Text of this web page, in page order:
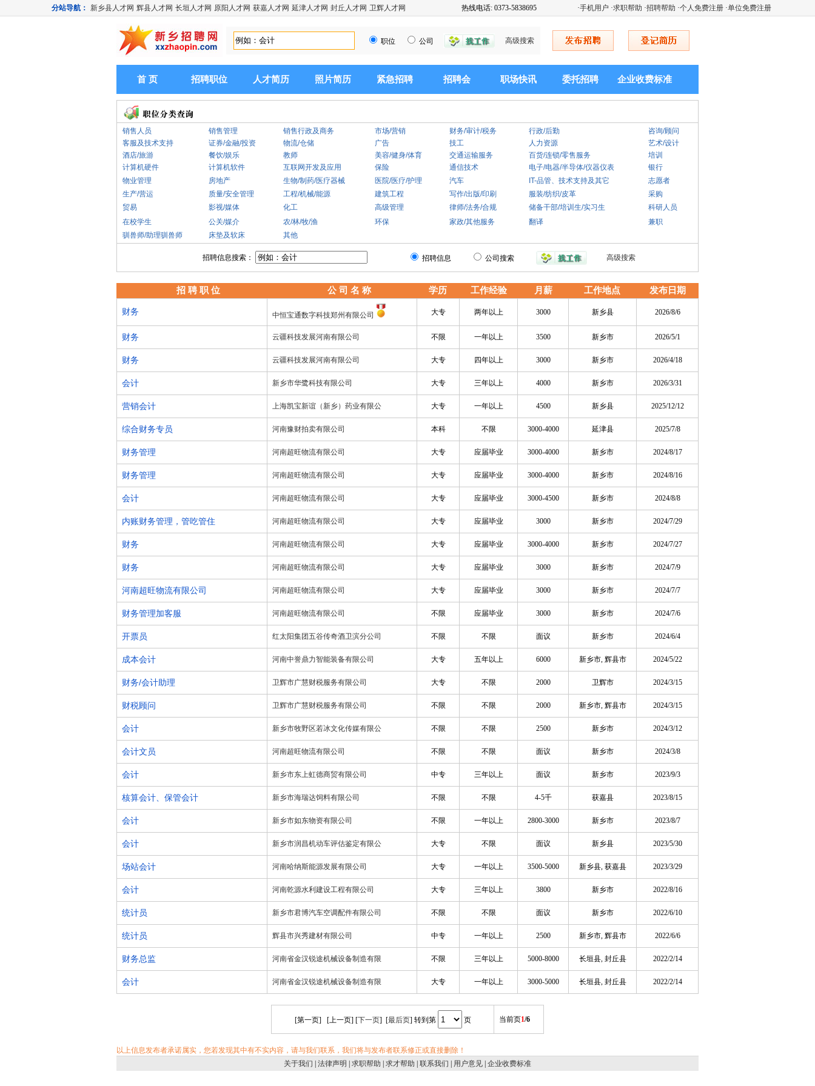
分站导航： 新乡县人才网 辉县人才网 长垣人才网 原阳人才网 获嘉人才网 延津人才网 封丘人才网 卫辉人才网 热线电话: 0373-5838695 ·手机用户 ·求职帮助 ·招聘帮助 ·个人免费注册 ·单位免费注册
职位 公司 高级搜索
首 页 招聘职位 人才简历 照片简历 紧急招聘 招聘会 职场快讯 委托招聘 企业收费标准
销售人员 销售管理 销售行政及商务 市场/营销 财务/审计/税务 行政/后勤
咨询/顾问
客服及技术支持
证券/金融/投资 物流/仓储 广告 技工 人力资源
艺术/设计
酒店/旅游
餐饮/娱乐 教师 美容/健身/体育 交通运输服务 百货/连锁/零售服务
培训
计算机硬件
计算机软件 互联网开发及应用 保险 通信技术 电子/电器/半导体/仪器仪表
银行
物业管理
房地产 生物/制药/医疗器械 医院/医疗/护理 汽车 IT-品管、技术支持及其它
志愿者
生产/营运
质量/安全管理 工程/机械/能源 建筑工程 写作/出版/印刷 服装/纺织/皮革
采购
贸易
影视/媒体 化工 高级管理 律师/法务/合规 储备干部/培训生/实习生
科研人员
在校学生
公关/媒介 农/林/牧/渔 环保 家政/其他服务 翻译
兼职
驯兽师/助理驯兽师
床垫及软床 其他
招聘信息搜索： 招聘信息 公司搜索 高级搜索
招 聘 职 位 公 司 名 称 学历 工作经验 月薪 工作地点 发布日期
财务 中恒宝通数字科技郑州有限公司 大专 两年以上 3000 新乡县 2026/8/6
财务 云疆科技发展河南有限公司 不限 一年以上 3500 新乡市 2026/5/1
财务 云疆科技发展河南有限公司 大专 四年以上 3000 新乡市 2026/4/18
会计 新乡市华鹭科技有限公司 大专 三年以上 4000 新乡市 2026/3/31
营销会计 上海凯宝新谊（新乡）药业有限公 大专 一年以上 4500 新乡县 2025/12/12
综合财务专员 河南豫财拍卖有限公司 本科 不限 3000-4000 延津县 2025/7/8
财务管理 河南超旺物流有限公司 大专 应届毕业 3000-4000 新乡市 2024/8/17
财务管理 河南超旺物流有限公司 大专 应届毕业 3000-4000 新乡市 2024/8/16
会计 河南超旺物流有限公司 大专 应届毕业 3000-4500 新乡市 2024/8/8
内账财务管理，管吃管住 河南超旺物流有限公司 大专 应届毕业 3000 新乡市 2024/7/29
财务 河南超旺物流有限公司 大专 应届毕业 3000-4000 新乡市 2024/7/27
财务 河南超旺物流有限公司 大专 应届毕业 3000 新乡市 2024/7/9
河南超旺物流有限公司 河南超旺物流有限公司 大专 应届毕业 3000 新乡市 2024/7/7
财务管理加客服 河南超旺物流有限公司 不限 应届毕业 3000 新乡市 2024/7/6
开票员 红太阳集团五谷传奇酒卫滨分公司 不限 不限 面议 新乡市 2024/6/4
成本会计 河南中誉鼎力智能装备有限公司 大专 五年以上 6000 新乡市, 辉县市 2024/5/22
财务/会计助理 卫辉市广慧财税服务有限公司 大专 不限 2000 卫辉市 2024/3/15
财税顾问 卫辉市广慧财税服务有限公司 不限 不限 2000 新乡市, 辉县市 2024/3/15
会计 新乡市牧野区若冰文化传媒有限公 不限 不限 2500 新乡市 2024/3/12
会计文员 河南超旺物流有限公司 不限 不限 面议 新乡市 2024/3/8
会计 新乡市东上虹德商贸有限公司 中专 三年以上 面议 新乡市 2023/9/3
核算会计、保管会计 新乡市海瑞达饲料有限公司 不限 不限 4-5千 获嘉县 2023/8/15
会计 新乡市如东物资有限公司 不限 一年以上 2800-3000 新乡市 2023/8/7
会计 新乡市润昌机动车评估鉴定有限公 大专 不限 面议 新乡县 2023/5/30
场站会计 河南哈纳斯能源发展有限公司 大专 一年以上 3500-5000 新乡县, 获嘉县 2023/3/29
会计 河南乾源水利建设工程有限公司 大专 三年以上 3800 新乡市 2022/8/16
统计员 新乡市君博汽车空调配件有限公司 不限 不限 面议 新乡市 2022/6/10
统计员 辉县市兴秀建材有限公司 中专 一年以上 2500 新乡市, 辉县市 2022/6/6
财务总监 河南省金汉锐途机械设备制造有限 不限 三年以上 5000-8000 长垣县, 封丘县 2022/2/14
会计 河南省金汉锐途机械设备制造有限 大专 一年以上 3000-5000 长垣县, 封丘县 2022/2/14
[第一页] [上一页] [下一页] [最后页] 转到第 页 当前页1/6
以上信息发布者承诺属实，您若发现其中有不实内容，请与我们联系，我们将与发布者联系修正或直接删除！
关于我们
法律声明 求职帮助 求才帮助 联系我们 用户意见 企业收费标准